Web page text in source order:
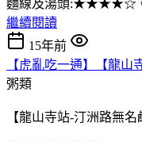
麵線及湯頭
繼續閱讀
15年前
【虎亂吃一通】【龍山
粥類
【龍山寺站-汀洲路